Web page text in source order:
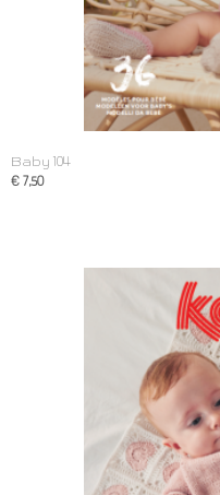
Baby 104
€ 7,50